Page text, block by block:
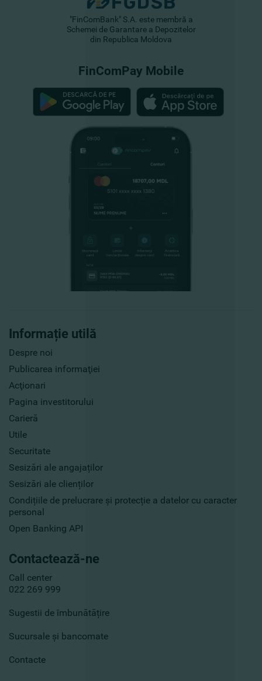
Informație utilă
Despre noi
Publicarea informaţiei
Acţionari
Pagina investitorului
Carieră
Utile
Securitate
Sesizări ale angajaților
Sesizări ale clienților
Condițiile de prelucrare și protecție a datelor cu caracter
personal
Open Banking API
Contactează-ne
Call center
022 269 999
Sugestii de îmbunătățire
Sucursale și bancomate
Contacte
"FinComBank" S.A. este membră a
Schemei de Garantare a Depozitelor
din Republica Moldova
FinComPay Mobile